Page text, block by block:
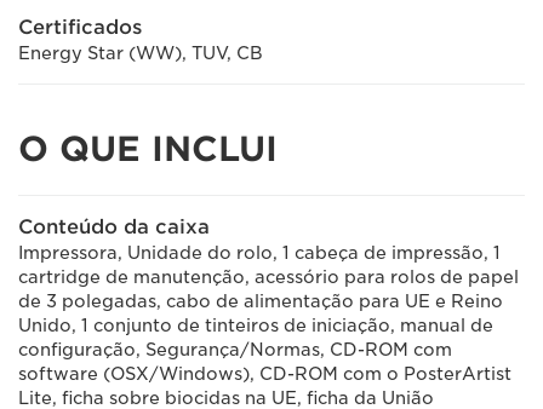
Certificados
Energy Star (WW), TUV, CB
O QUE INCLUI
Conteúdo da caixa
Impressora, Unidade do rolo, 1 cabeça de impressão, 1
cartridge de manutenção, acessório para rolos de papel
de 3 polegadas, cabo de alimentação para UE e Reino
Unido, 1 conjunto de tinteiros de iniciação, manual de
configuração, Segurança/Normas, CD-ROM com
software (OSX/Windows), CD-ROM com o PosterArtist
Lite, ficha sobre biocidas na UE, ficha da União